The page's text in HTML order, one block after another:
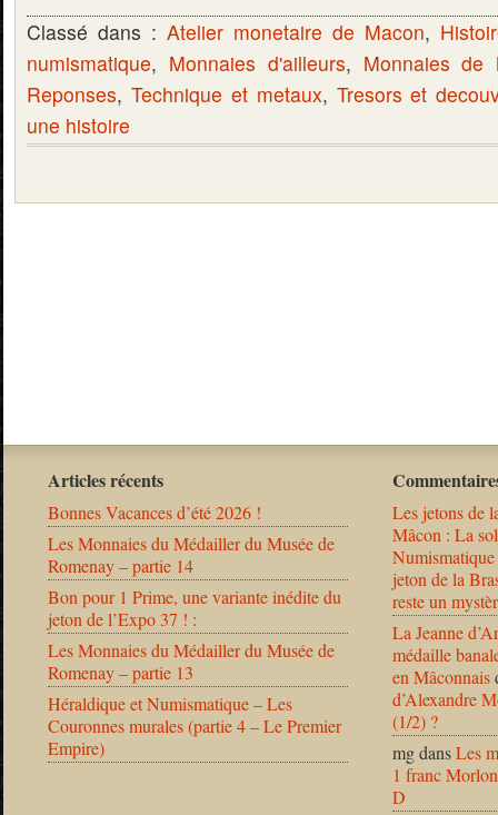
Classé dans : Atelier monetaire de Macon,
numismatique, Monnaies d'ailleurs, Monnaies de
Reponses, Technique et metaux, Tresors et
une histoire
Articles récents
Bonnes Vacances d’été 2026 !
Les Monnaies du Médailler du Musée de
Romenay – partie 14
Bon pour 1 Prime, une variante inédite du
jeton de l’Expo 37 ! :
Les Monnaies du Médailler du Musée de
Romenay – partie 13
Héraldique et Numismatique – Les
Couronnes murales (partie 4 – Le Premier
Empire)
Les jetons de
Mâcon : La
jeton de la
reste un
La Jeanne
médaille
en Mâconnais
d’Alexandre
(1/2) ?
mgdansLes
1 franc
D